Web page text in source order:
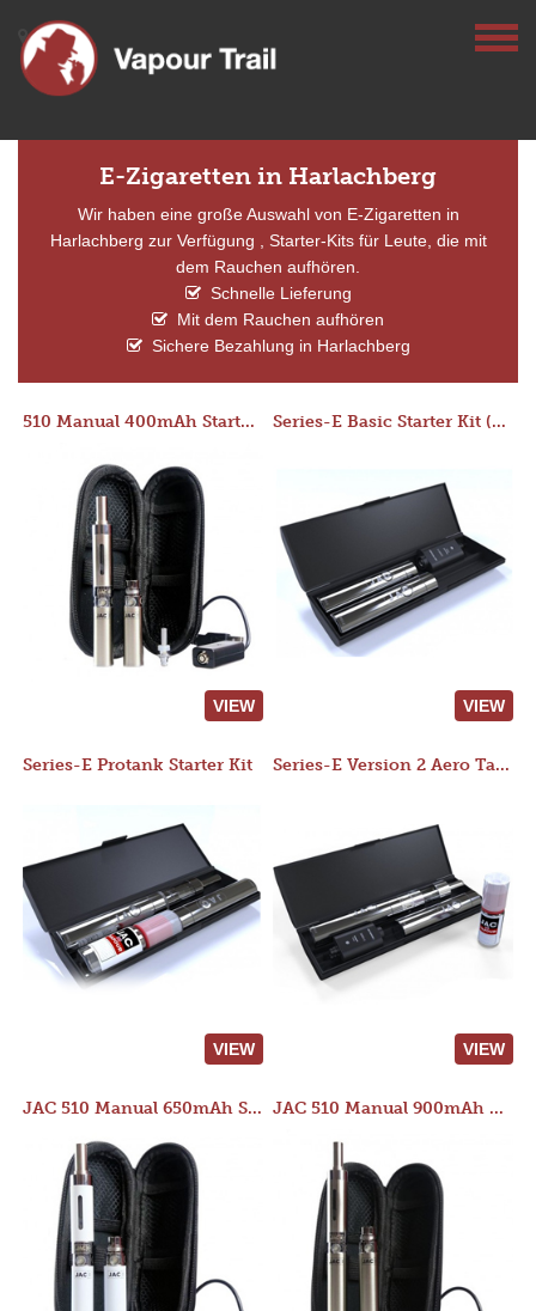
E-Zigaretten in Harlachberg
Wir haben eine große Auswahl von E-Zigaretten in
Harlachberg zur Verfügung , Starter-Kits für Leute, die mit
dem Rauchen aufhören.
Schnelle Lieferung
Mit dem Rauchen aufhören
Sichere Bezahlung in Harlachberg
510 Manual 400mAh Starter Kit
VIEW
Series-E Basic Starter Kit (No Tank)
VIEW
Series-E Protank Starter Kit
VIEW
Series-E Version 2 Aero Tank Starter Kit
VIEW
JAC 510 Manual 650mAh Starter Kit JAC 510 Manual 900mAh Starter Kit